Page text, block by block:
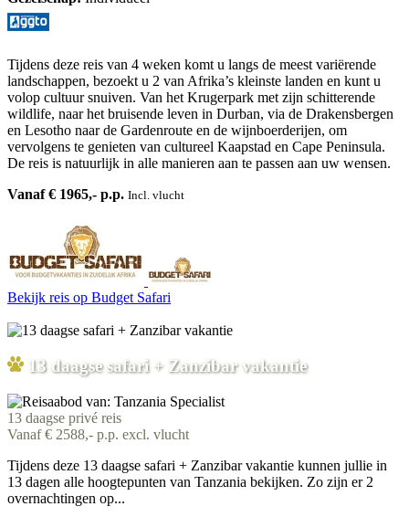
Tijdens deze reis van 4 weken komt u langs de meest variërende
landschappen, bezoekt u 2 van Afrika’s kleinste landen en kunt u
volop cultuur snuiven. Van het Krugerpark met zijn schitterende
wildlife, naar het bruisende leven in Durban, via de Drakensbergen
en Lesotho naar de Gardenroute en de wijnboerderijen, om
vervolgens te genieten van cultureel Kaapstad en Cape Peninsula.
De reis is natuurlijk in alle manieren aan te passen aan uw wensen.
Vanaf € 1965,- p.p. Incl. vlucht
Bekijk reis op Budget Safari
13 daagse safari + Zanzibar vakantie
13 daagse privé reis
Vanaf € 2588,- p.p. excl. vlucht
Tijdens deze 13 daagse safari + Zanzibar vakantie kunnen jullie in
13 dagen alle hoogtepunten van Tanzania bekijken. Zo zijn er 2
overnachtingen op...